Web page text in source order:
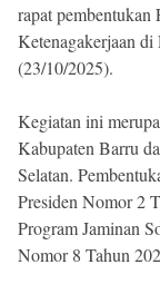
rapat pembentukan
Ketenagakerjaan
(23/10/2025).
Kegiatan ini
Kabupaten Barru
Selatan.
Presiden Nomor 2
Program Jaminan
Nomor 8 Tahun